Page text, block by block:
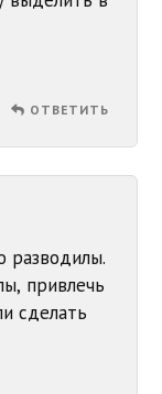
ОТВЕТИТЬ
разводилы.
привлечь
сделать